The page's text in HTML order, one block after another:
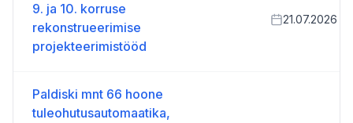
9. ja 10. korruse
rekonstrueerimise
projekteerimistööd
21.07.2026
Paldiski mnt 66 hoone
tuleohutusautomaatika,